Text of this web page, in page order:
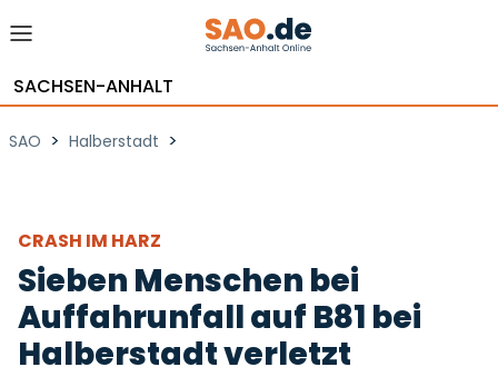
SACHSEN-ANHALT
SAO > Halberstadt >
CRASH IM HARZ
Sieben Menschen bei
Auffahrunfall auf B81 bei
Halberstadt verletzt